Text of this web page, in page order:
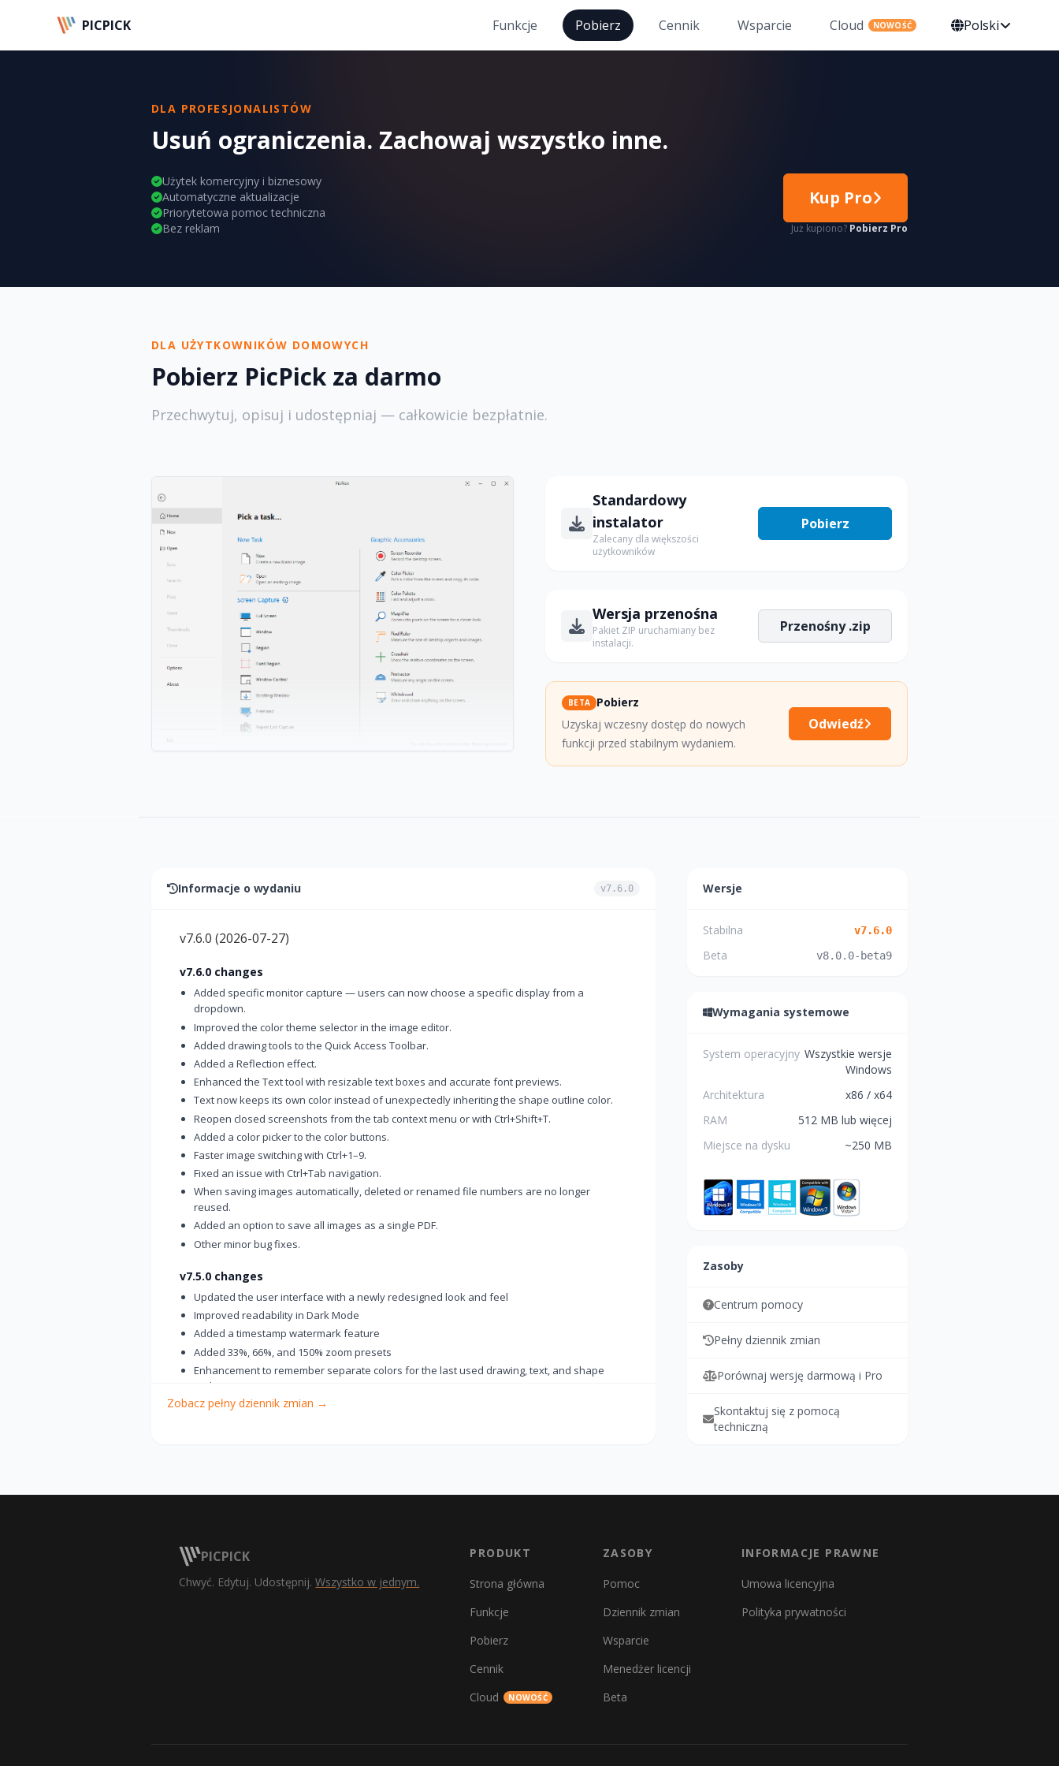
PICPICK Funkcje Pobierz Cennik Wsparcie Cloud NOWOŚĆ Polski
DLA PROFESJONALISTÓW
Usuń ograniczenia. Zachowaj wszystko inne.
Użytek komercyjny i biznesowy
Automatyczne aktualizacje
Priorytetowa pomoc techniczna
Bez reklam
Kup Pro
Już kupiono? Pobierz Pro
DLA UŻYTKOWNIKÓW DOMOWYCH
Pobierz PicPick za darmo
Przechwytuj, opisuj i udostępniaj — całkowicie bezpłatnie.
Standardowy
instalator
Zalecany dla większości
użytkowników
Pobierz
Wersja przenośna
Pakiet ZIP uruchamiany bez
instalacji.
Przenośny .zip
BETA
Pobierz
Uzyskaj wczesny dostęp do nowych
funkcji przed stabilnym wydaniem.
Odwiedź
Informacje o wydaniu v7.6.0
v7.6.0 (2026-07-27)
v7.6.0 changes
Added specific monitor capture — users can now choose a specific display from a
dropdown.
Improved the color theme selector in the image editor.
Added drawing tools to the Quick Access Toolbar.
Added a Reflection effect.
Enhanced the Text tool with resizable text boxes and accurate font previews.
Text now keeps its own color instead of unexpectedly inheriting the shape outline color.
Reopen closed screenshots from the tab context menu or with Ctrl+Shift+T.
Added a color picker to the color buttons.
Faster image switching with Ctrl+1–9.
Fixed an issue with Ctrl+Tab navigation.
When saving images automatically, deleted or renamed file numbers are no longer
reused.
Added an option to save all images as a single PDF.
Other minor bug fixes.
v7.5.0 changes
Updated the user interface with a newly redesigned look and feel
Improved readability in Dark Mode
Added a timestamp watermark feature
Added 33%, 66%, and 150% zoom presets
Enhancement to remember separate colors for the last used drawing, text, and shape
tools
Changed the thumbnail view button to always appear on the tab
Improved the Number Stamp so its text color automatically adapts to the background
Fixed an issue where the recorder icon was repeatedly added to the Windows taskbar
Fixed an issue where the print functionality was not working properly
Zobacz pełny dziennik zmian →
Wersje
Stabilna v7.6.0
Beta v8.0.0-beta9
Wymagania systemowe
System operacyjny Wszystkie wersje
Windows
Architektura
x86 / x64
RAM
512 MB lub więcej
Miejsce na dysku
~250 MB
Zasoby
Centrum pomocy
Pełny dziennik zmian
Porównaj wersję darmową i Pro
Skontaktuj się z pomocą
techniczną
PICPICK
Chwyć. Edytuj. Udostępnij.Wszystko w jednym.
PRODUKT
Strona główna
Funkcje
Pobierz
Cennik
Cloud
NOWOŚĆ
ZASOBY
Pomoc
Dziennik zmian
Wsparcie
Menedżer licencji
Beta
INFORMACJE PRAWNE
Umowa licencyjna
Polityka prywatności